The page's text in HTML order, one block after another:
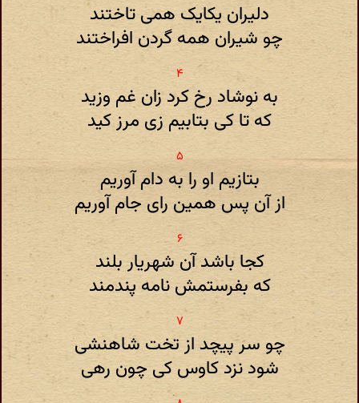
دلیران یکایک همی تاختند
چو شیران همه گردن افراختند
به نوشاد رخ کرد زان غم وزید
که تا کی بتابیم زی مرز کید
بتازیم او را به دام آوریم
از آن پس همین رای جام آوریم
کجا باشد آن شهریار بلند
که بفرستمش نامه پندمند
چو سر پیچد از تخت شاهنشی
شود نزد کاوس کی چون رهی